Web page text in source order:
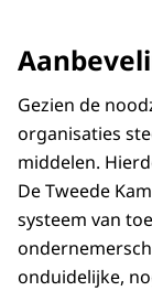
Gezien de
organisaties
middelen.
De Tweede
systeem van
onduidelijke,